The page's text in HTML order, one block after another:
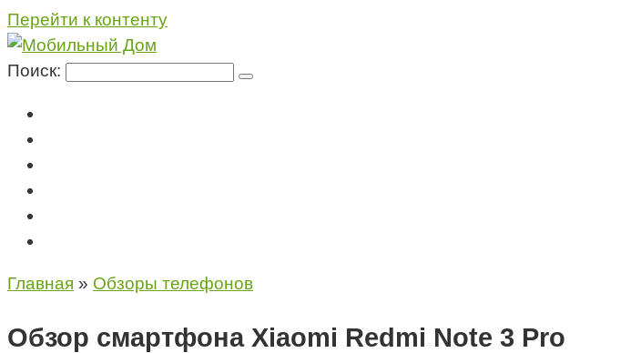
Перейти к контенту
Поиск:
Главная » Обзоры телефонов
Обзор смартфона Xiaomi Redmi Note 3 Pro